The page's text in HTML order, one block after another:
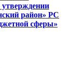
район» РС
сферы»